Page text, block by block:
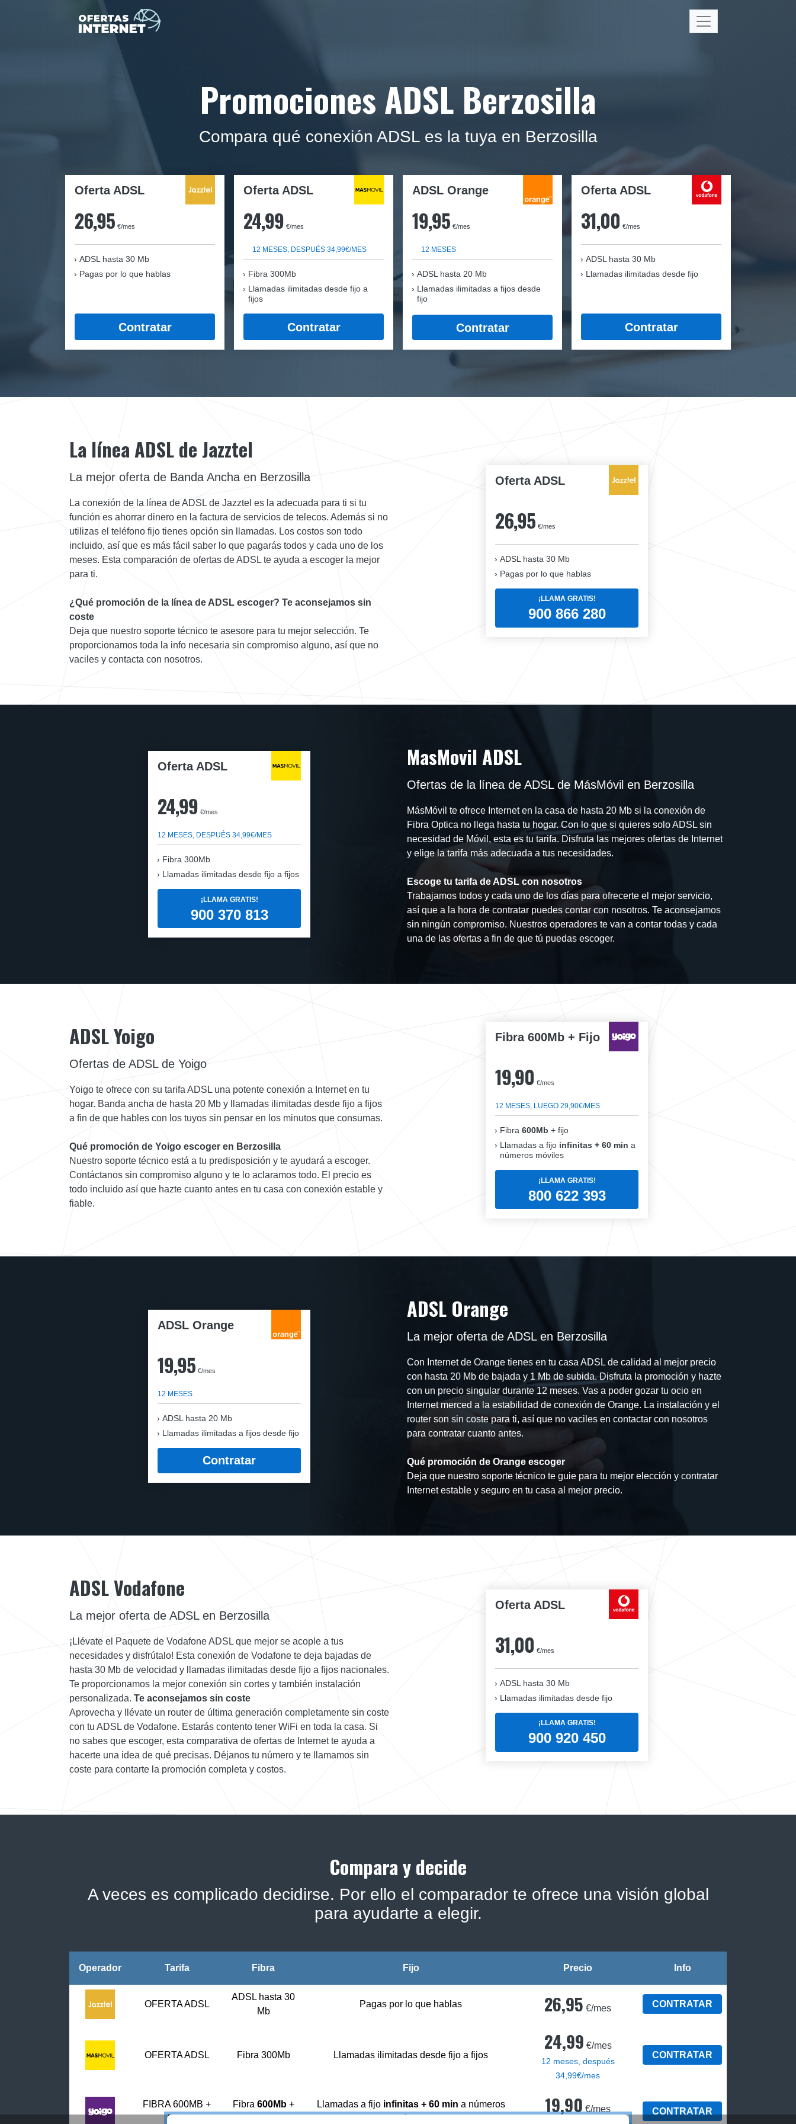
Promociones ADSL Berzosilla
Compara qué conexión ADSL es la tuya en Berzosilla
Oferta ADSL
26,95 €/mes
ADSL hasta 30 Mb
Pagas por lo que hablas
Contratar
Oferta ADSL
24,99 €/mes
12 MESES, DESPUÉS 34,99€/MES
Fibra 300Mb
Llamadas ilimitadas desde fijo a
fijos
Contratar
ADSL Orange
19,95 €/mes
12 MESES
ADSL hasta 20 Mb
Llamadas ilimitadas a fijos desde
fijo
Contratar
Oferta ADSL
31,00 €/mes
ADSL hasta 30 Mb
Llamadas ilimitadas desde fijo
Contratar
Oferta ADSL
26,95 €/mes
ADSL hasta 30 Mb
Pagas por lo que hablas
¡LLAMA GRATIS!
900 866 280
La línea ADSL de Jazztel
La mejor oferta de Banda Ancha en Berzosilla
La conexión de la línea de ADSL de Jazztel es la adecuada para ti si tu
función es ahorrar dinero en la factura de servicios de telecos. Además si no
utilizas el teléfono fijo tienes opción sin llamadas. Los costos son todo
incluido, así que es más fácil saber lo que pagarás todos y cada uno de los
meses. Esta comparación de ofertas de ADSL te ayuda a escoger la mejor
para ti.
¿Qué promoción de la línea de ADSL escoger? Te aconsejamos sin
coste
Deja que nuestro soporte técnico te asesore para tu mejor selección. Te
proporcionamos toda la info necesaria sin compromiso alguno, así que no
vaciles y contacta con nosotros.
Oferta ADSL
24,99 €/mes
12 MESES, DESPUÉS 34,99€/MES
Fibra 300Mb
Llamadas ilimitadas desde fijo a fijos
¡LLAMA GRATIS!
900 370 813
MasMovil ADSL
Ofertas de la línea de ADSL de MásMóvil en Berzosilla
MásMóvil te ofrece Internet en la casa de hasta 20 Mb si la conexión de
Fibra Optica no llega hasta tu hogar. Con lo que si quieres solo ADSL sin
necesidad de Móvil, esta es tu tarifa. Disfruta las mejores ofertas de Internet
y elige la tarifa más adecuada a tus necesidades.
Escoge tu tarifa de ADSL con nosotros
Trabajamos todos y cada uno de los días para ofrecerte el mejor servicio,
así que a la hora de contratar puedes contar con nosotros. Te aconsejamos
sin ningún compromiso. Nuestros operadores te van a contar todas y cada
una de las ofertas a fin de que tú puedas escoger.
Fibra 600Mb + Fijo
19,90 €/mes
12 MESES, LUEGO 29,90€/MES
Fibra 600Mb + fijo
Llamadas a fijo infinitas + 60 min a
números móviles
¡LLAMA GRATIS!
800 622 393
ADSL Yoigo
Ofertas de ADSL de Yoigo
Yoigo te ofrece con su tarifa ADSL una potente conexión a Internet en tu
hogar. Banda ancha de hasta 20 Mb y llamadas ilimitadas desde fijo a fijos
a fin de que hables con los tuyos sin pensar en los minutos que consumas.
Qué promoción de Yoigo escoger en Berzosilla
Nuestro soporte técnico está a tu predisposición y te ayudará a escoger.
Contáctanos sin compromiso alguno y te lo aclaramos todo. El precio es
todo incluido así que hazte cuanto antes en tu casa con conexión estable y
fiable.
ADSL Orange
19,95 €/mes
12 MESES
ADSL hasta 20 Mb
Llamadas ilimitadas a fijos desde fijo
Contratar
ADSL Orange
La mejor oferta de ADSL en Berzosilla
Con Internet de Orange tienes en tu casa ADSL de calidad al mejor precio
con hasta 20 Mb de bajada y 1 Mb de subida. Disfruta la promoción y hazte
con un precio singular durante 12 meses. Vas a poder gozar tu ocio en
Internet merced a la estabilidad de conexión de Orange. La instalación y el
router son sin coste para ti, así que no vaciles en contactar con nosotros
para contratar cuanto antes.
Qué promoción de Orange escoger
Deja que nuestro soporte técnico te guie para tu mejor elección y contratar
Internet estable y seguro en tu casa al mejor precio.
Oferta ADSL
31,00 €/mes
ADSL hasta 30 Mb
Llamadas ilimitadas desde fijo
¡LLAMA GRATIS!
900 920 450
ADSL Vodafone
La mejor oferta de ADSL en Berzosilla
¡Llévate el Paquete de Vodafone ADSL que mejor se acople a tus
necesidades y disfrútalo! Esta conexión de Vodafone te deja bajadas de
hasta 30 Mb de velocidad y llamadas ilimitadas desde fijo a fijos nacionales.
Te proporcionamos la mejor conexión sin cortes y también instalación
personalizada. Te aconsejamos sin coste
Aprovecha y llévate un router de última generación completamente sin coste
con tu ADSL de Vodafone. Estarás contento tener WiFi en toda la casa. Si
no sabes que escoger, esta comparativa de ofertas de Internet te ayuda a
hacerte una idea de qué precisas. Déjanos tu número y te llamamos sin
coste para contarte la promoción completa y costos.
Compara y decide
A veces es complicado decidirse. Por ello el comparador te ofrece una visión global
para ayudarte a elegir.
Operador Tarifa Fibra Fijo Precio Info
OFERTA ADSL
ADSL hasta 30
Mb
Pagas por lo que hablas 26,95 €/mes CONTRATAR
OFERTA ADSL Fibra 300Mb Llamadas ilimitadas desde fijo a fijos
24,99 €/mes
12 meses, después
34,99€/mes
CONTRATAR
FIBRA 600MB +
FIJO
Fibra 600Mb+
Llamadas a fijo infinitas + 60 min a números
19,90 €/mes CONTRATAR